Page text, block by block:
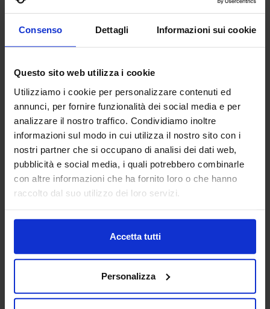
Consenso Dettagli Informazioni sui cookie
Questo sito web utilizza i cookie
Utilizziamo i cookie per personalizzare contenuti ed
annunci, per fornire funzionalità dei social media e per
analizzare il nostro traffico. Condividiamo inoltre
informazioni sul modo in cui utilizza il nostro sito con i
nostri partner che si occupano di analisi dei dati web,
pubblicità e social media, i quali potrebbero combinarle
con altre informazioni che ha fornito loro o che hanno
raccolto dal suo utilizzo dei loro servizi.
Accetta tutti
Personalizza
AGENT321 SRL
SUBFORNITURA MECCANICA
Padiglione:Pad. 26Stand:C99
Aggiungi ai preferiti
Vai alla scheda
AL.EA. SRL
SUBFORNITURA MECCANICA
Dal 2005, AL. EA è un punto di riferimento nell'industria
progettati per soddisfare le esigenze delle aziende